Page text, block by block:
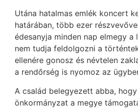
Utána hatalmas emlék koncert
határában, több ezer
édesanyja minden nap elmegy a
nem tudja feldolgozni a
ellenére gonosz és névtelen
a rendőrség is nyomoz az
A család belegyezett abba,
önkormányzat a megye